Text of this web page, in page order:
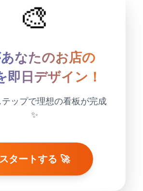
🎨
なたのお店の
即日デザイン！
ップで理想の看板が完成
✨
スタートする 🚀